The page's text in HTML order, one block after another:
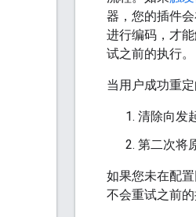
器，您的插件
进行编码，才
试之前的执行。
当用户成功重
清除向发
第二次将
如果您未在配
不会重试之前